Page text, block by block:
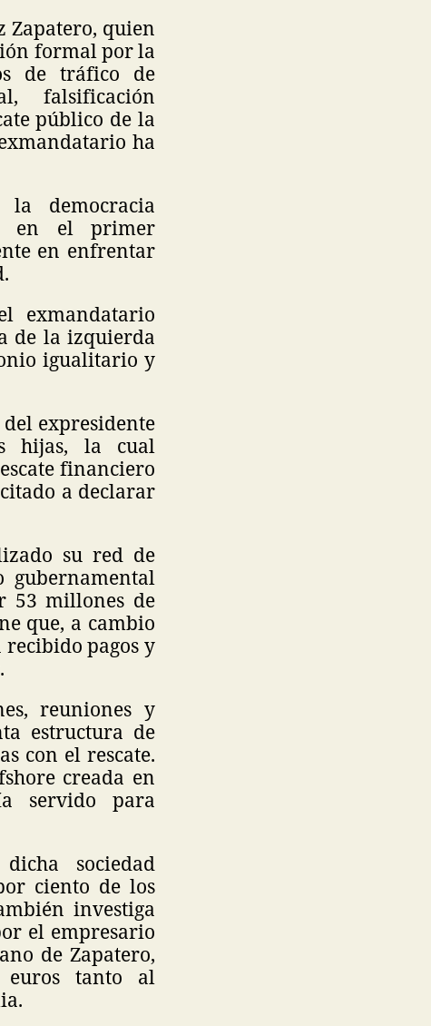
Zapatero, quien
formal por la
de tráfico de
falsificación
público de la
ha
democracia
en el primer
en enfrentar
exmandatario
de la izquierda
igualitario y
expresidente
hijas, la cual
financiero
a declarar
su red de
53 millones de
que, a cambio
pagos y
reuniones y
estructura de
con el rescate.
creada en
servido para
sociedad
ciento de los
investiga
el empresario
de Zapatero,
euros tanto al